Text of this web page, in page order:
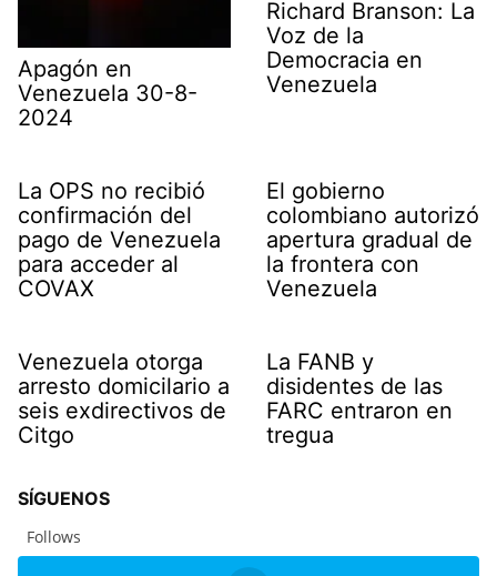
Apagón en
Venezuela 30-8-
2024
Richard Branson: La
Voz de la
Democracia en
Venezuela
La OPS no recibió
confirmación del
pago de Venezuela
para acceder al
COVAX
El gobierno
colombiano autorizó
apertura gradual de
la frontera con
Venezuela
Venezuela otorga
arresto domicilario a
seis exdirectivos de
Citgo
La FANB y
disidentes de las
FARC entraron en
tregua
SÍGUENOS
Follows